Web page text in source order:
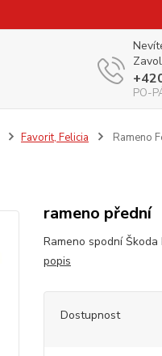
PO-
Favorit, Felicia Rameno
rameno přední
Rameno spodní
popis
Dostupnost